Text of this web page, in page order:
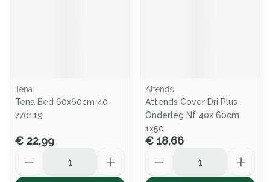
Tena
Tena Bed 60x60cm 40
770119
€ 22,99
Attends
Attends Cover Dri Plus
Onderleg Nf 40x 60cm
1x50
€ 18,66